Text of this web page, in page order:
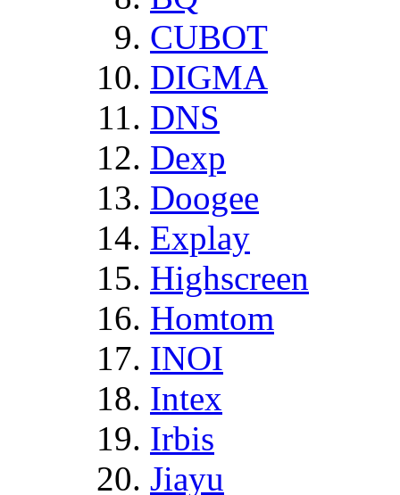
CUBOT
DIGMA
DNS
Dexp
Doogee
Explay
Highscreen
Homtom
INOI
Intex
Irbis
Jiayu